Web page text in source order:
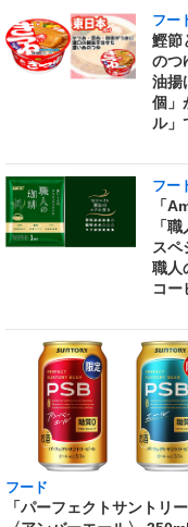
フー
鰹節
のつ
油揚
個」
ル」
フー
「
「
スペ
職人
コー
フード
「パーフェクトサントリ